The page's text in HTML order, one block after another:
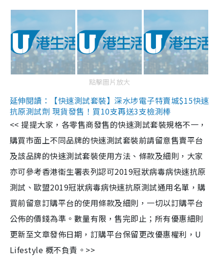
點擊圖片放大
延伸閱讀：【快速測試套裝】深水埗電子特賣城$15快速
抗原測試劑 現貨發售！買10支再送3支檢測棒
<< 提提大家，各零售商發售的快速測試套裝規格不一，
購買市面上不同品牌的快速測試套裝前請留意售賣平台
及該品牌的快速測試套裝使用方法、條款及細則，大家
亦可參考香港衞生署表列認可2019冠狀病毒病快速抗原
測試、歐盟2019冠狀病毒病快速抗原測試通用名單，購
買前留意訂購平台的使用條款及細則，一切以訂購平台
公佈的價錢為準。數量有限，售完即止；所有優惠細則
更新至文章發佈日期，訂購平台保留更改優惠權利，U
Lifestyle 概不負責。>>